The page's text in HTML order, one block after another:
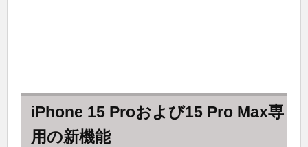
iPhone 15 Proおよび15 Pro Max専
用の新機能